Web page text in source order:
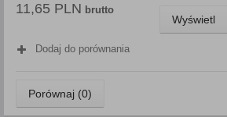
11,65 PLN brutto
Wyświetl
Dodaj do porównania
Porównaj (0)